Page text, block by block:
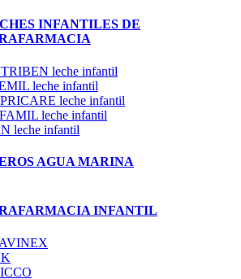
INFANTILES DE
leche infantil
leche infantil
leche infantil
leche infantil
leche infantil
AGUA MARINA
INFANTIL